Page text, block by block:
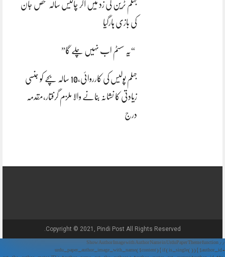
جہلم ٹرین کی زد میں آکر چالیس سالہ شخص جان
کی بازی ہارگیا
“یہ سسٹم اب نہیں چلے گا”
جہلم پولیس کی کارروائی،10 سالہ بچے کو جنسی
زیادتی کا نشانہ بنانے والا ملزم گرفتار،مقدمہ
درج
Copyright © 2021, Pindi Post All Rights Reserved.
// Show Author Image with Author Name in UrduPaper Theme function
urdu_paper_author_image_with_name($content) { if (is_single()) { $author_id =